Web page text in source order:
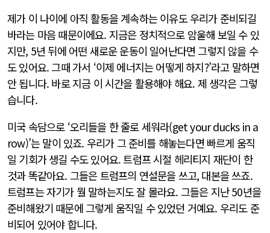
제가 이 나이에 아직 활동을 계속하는 이유도 우리가 준비되길
바라는 마음 때문이에요. 지금은 정치적으로 암울해 보일 수 있
지만, 5년 뒤에 어떤 새로운 운동이 일어난다면 그렇지 않을 수
도 있어요. 그때 가서 ‘이제 에너지는 어떻게 하지?’라고 말하면
안 됩니다. 바로 지금 이 시간을 활용해야 해요. 제 생각은 그렇
습니다.
미국 속담으로 ‘오리들을 한 줄로 세워라(get your ducks in a
row)’는 말이 있죠. 우리가 그 준비를 해놓는다면 빠르게 움직
일 기회가 생길 수도 있어요. 트럼프 시절 헤리티지 재단이 한
것과 똑같아요. 그들은 트럼프의 연설문을 쓰고, 대본을 쓰죠.
트럼프는 자기가 뭘 말하는지도 잘 몰라요. 그들은 지난 50년을
준비해왔기 때문에 그렇게 움직일 수 있었던 거예요. 우리도 준
비되어 있어야 합니다.